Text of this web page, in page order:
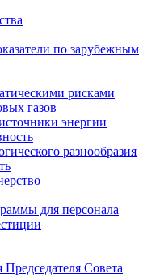
по зарубежным
рисками
газов
энергии
разнообразия
для персонала
Совета